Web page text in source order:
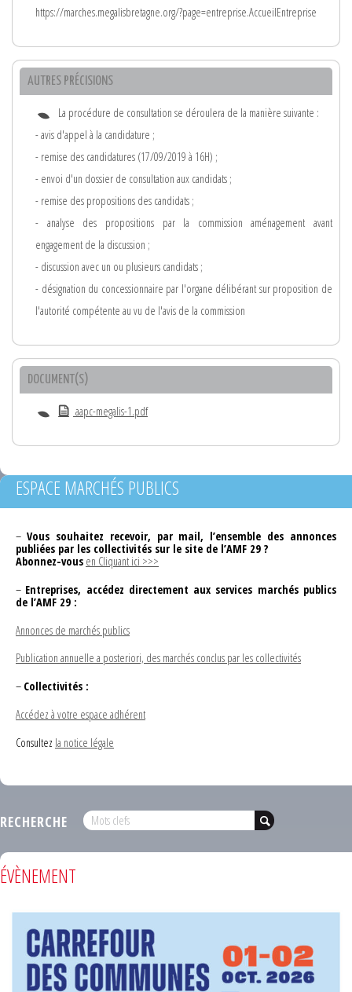
https://marches.megalisbretagne.org/?page=entreprise.AccueilEntreprise
AUTRES PRÉCISIONS
La procédure de consultation se déroulera de la manière suivante :
- avis d'appel à la candidature ;
- remise des candidatures (17/09/2019 à 16H) ;
- envoi d'un dossier de consultation aux candidats ;
- remise des propositions des candidats ;
- analyse des propositions par la commission aménagement avant
engagement de la discussion ;
- discussion avec un ou plusieurs candidats ;
- désignation du concessionnaire par l'organe délibérant sur proposition de
l'autorité compétente au vu de l'avis de la commission
DOCUMENT(S)
aapc-megalis-1.pdf
ESPACE MARCHÉS PUBLICS
– Vous souhaitez recevoir, par mail, l’ensemble des annonces
publiées par les collectivités sur le site de l’AMF 29 ?
Abonnez-vous en Cliquant ici >>>
– Entreprises, accédez directement aux services marchés publics
de l’AMF 29 :
Annonces de marchés publics
Publication annuelle a posteriori, des marchés conclus par les collectivités
– Collectivités :
Accédez à votre espace adhérent
Consultez la notice légale
RECHERCHE
ÉVÈNEMENT